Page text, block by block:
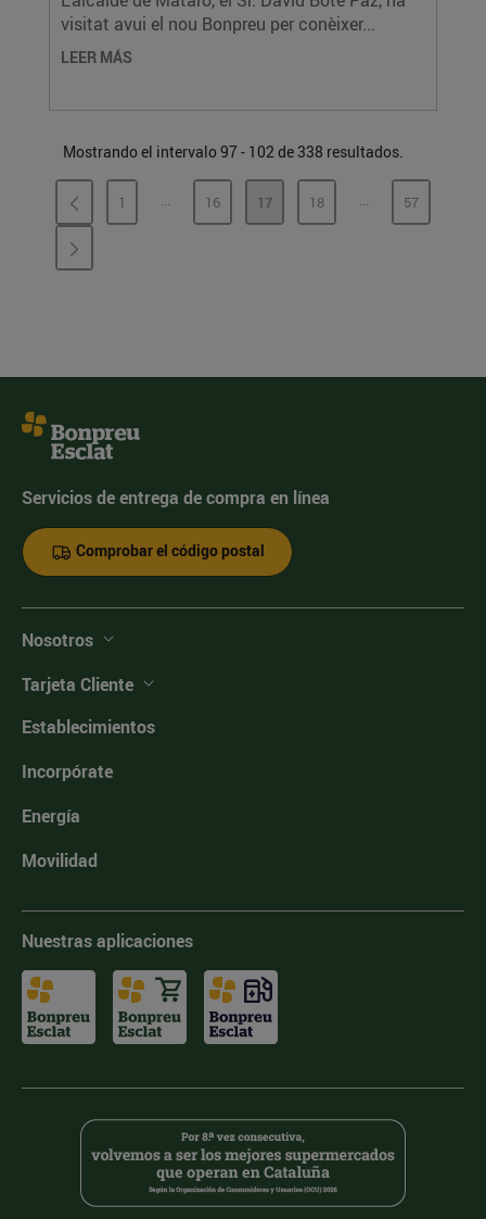
visitat avui el nou Bonpreu per conèixer...
LEER MÁS
Mostrando el intervalo 97 - 102 de 338 resultados.
PÁGINA
1 ...PÁGINAS INTERMEDIAS
PÁGINA
16 PÁGINA
17 PÁGINA
18 ...PÁGINASPÁGINA
57
Servicios de entrega de compra en línea
Comprobar el código postal
Nosotros
Tarjeta Cliente
Establecimientos
Incorpórate
Energía
Movilidad
Nuestras aplicaciones